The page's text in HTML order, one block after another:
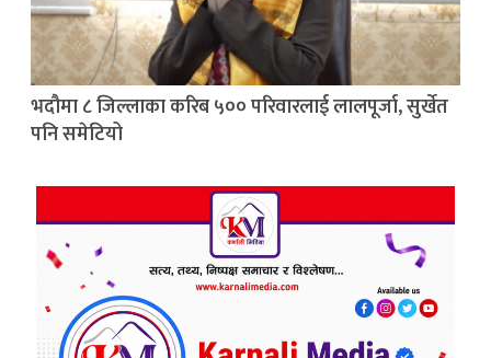
भदौमा ८ जिल्लाका करिब ५०० परिवारलाई लालपूर्जा, सुर्खेत
पनि समेटियो